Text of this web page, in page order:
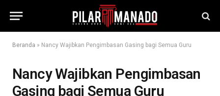
Beranda » Nancy Wajibkan Pengimbasan Gasing bagi Semua Guru
Nancy Wajibkan Pengimbasan
Gasing bagi Semua Guru